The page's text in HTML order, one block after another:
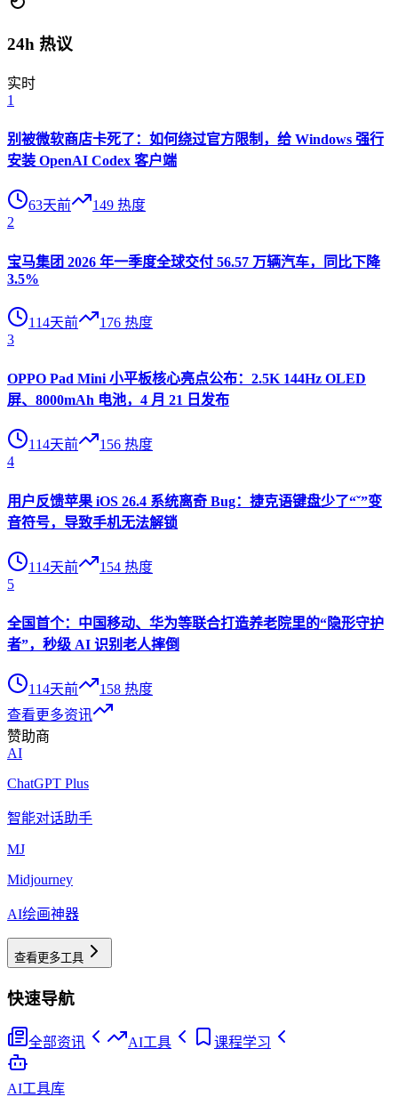
24h 热议
实时
1
别被微软商店卡死了：如何绕过官方限制，给 Windows 强行
安装 OpenAI Codex 客户端
63天前 149 热度
2
宝马集团 2026 年一季度全球交付 56.57 万辆汽车，同比下降
3.5%
114天前 176 热度
3
OPPO Pad Mini 小平板核心亮点公布：2.5K 144Hz OLED
屏、8000mAh 电池，4 月 21 日发布
114天前 156 热度
4
用户反馈苹果 iOS 26.4 系统离奇 Bug：捷克语键盘少了“ˇ”变
音符号，导致手机无法解锁
114天前 154 热度
5
全国首个：中国移动、华为等联合打造养老院里的“隐形守护
者”，秒级 AI 识别老人摔倒
114天前 158 热度
查看更多资讯
赞助商
AI
ChatGPT Plus
智能对话助手
MJ
Midjourney
AI绘画神器
查看更多工具
快速导航
全部资讯 AI工具 课程学习
AI工具库